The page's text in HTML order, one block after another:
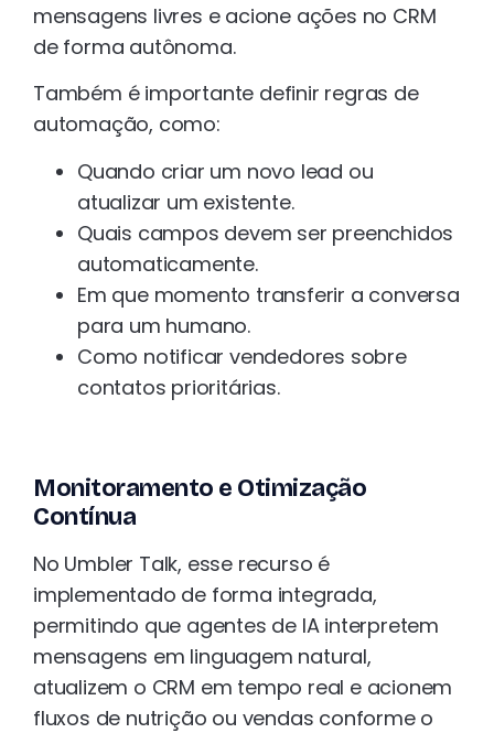
mensagens livres e acione ações no CRM
de forma autônoma.
Também é importante definir regras de
automação, como:
Quando criar um novo lead ou
atualizar um existente.
Quais campos devem ser preenchidos
automaticamente.
Em que momento transferir a conversa
para um humano.
Como notificar vendedores sobre
contatos prioritárias.
Monitoramento e Otimização
Contínua
No Umbler Talk, esse recurso é
implementado de forma integrada,
permitindo que agentes de IA interpretem
mensagens em linguagem natural,
atualizem o CRM em tempo real e acionem
fluxos de nutrição ou vendas conforme o